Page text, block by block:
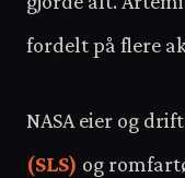
fordelt på flere
NASA eier og
(SLS) og